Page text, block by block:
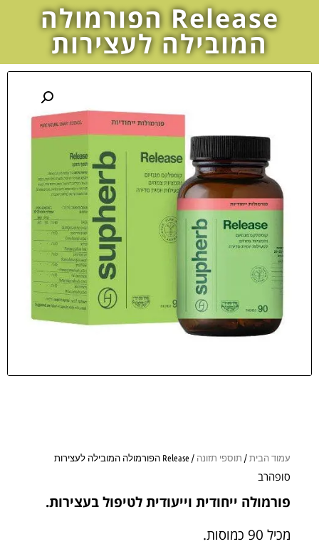
Release הפורמולה
המובילה לעצירות
עמוד הבית/ תוספי תזונה / Release הפורמולה המובילה לעצירות
סופהרב
פורמולה ייחודית וייעודית לטיפול בעצירות.
מכיל 90 כמוסות.